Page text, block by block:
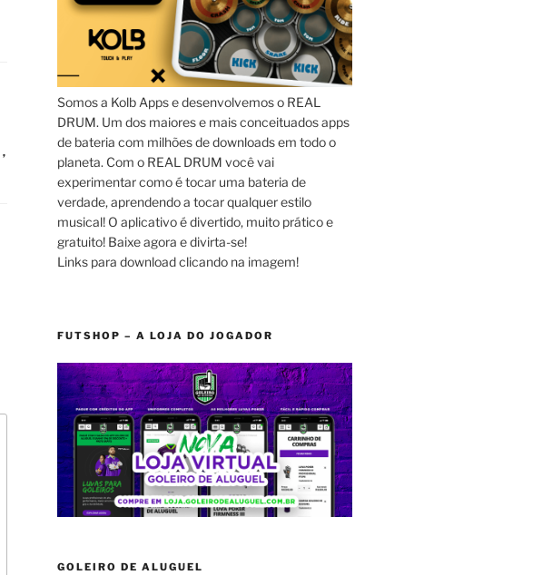
,
Somos a Kolb Apps e desenvolvemos o REAL
DRUM. Um dos maiores e mais conceituados apps
de bateria com milhões de downloads em todo o
planeta. Com o REAL DRUM você vai
experimentar como é tocar uma bateria de
verdade, aprendendo a tocar qualquer estilo
musical! O aplicativo é divertido, muito prático e
gratuito! Baixe agora e divirta-se!
Links para download clicando na imagem!
FUTSHOP – A LOJA DO JOGADOR
GOLEIRO DE ALUGUEL